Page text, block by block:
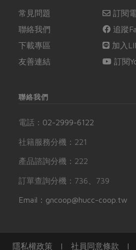
常見問題
聯絡我們
下載專區
友善連結
訂閱
追蹤
加入
訂閱
聯絡我們
電話： 02-2999-6122
社籍服務分機：221
產品諮詢分機：222
訂單查詢分機：736、739
Email：gncoop@hucc-coop.tw
隱私權政策 | 社員同意條款 |